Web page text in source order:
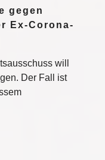
gegen
Ex-Corona-
will
Der Fall ist